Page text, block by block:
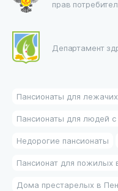
прав
Департамент
Пансионаты для
Пансионаты для людей
Недорогие пансионаты
Пансионат для пожилых
Дома престарелых в